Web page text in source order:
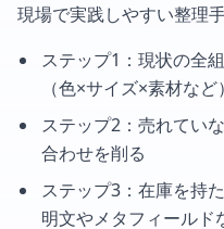
現場で実践しやすい整理
ステップ1：現状の全
（色×サイズ×素材など）
ステップ2：売れてい
合わせを削る
ステップ3：在庫を持
明文やメタフィールド